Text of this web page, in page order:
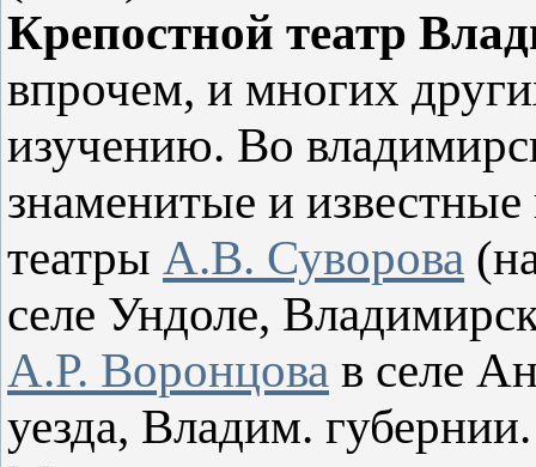
Крепостной театр
впрочем, и многих
изучению. Во
знаменитые и
театры А.В. Суворова
селе Ундоле,
А.Р. Воронцова в селе
уезда, Владим. губернии.